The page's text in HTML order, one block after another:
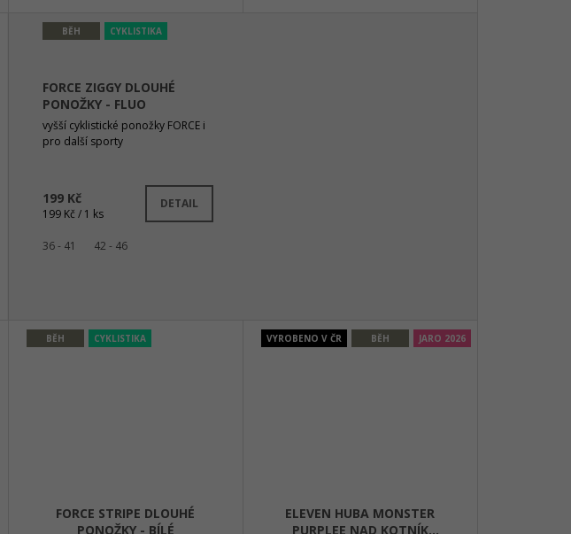
BĚH CYKLISTIKA
FORCE ZIGGY DLOUHÉ
PONOŽKY - FLUO
vyšší cyklistické ponožky FORCE i
pro další sporty
199 Kč
Měrná
199 Kč / 1 ks
DETAIL
Skladem
36 - 41 42 - 46
BĚH CYKLISTIKA
FORCE STRIPE DLOUHÉ
PONOŽKY - BÍLÉ
VYROBENO V ČR BĚH JARO 2026
ELEVEN HUBA MONSTER
PURPLEE NAD KOTNÍK